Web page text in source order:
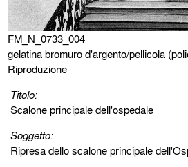
FM_N_0733_004
gelatina bromuro d'argento/pellicola
Riproduzione
Titolo:
Scalone principale dell'ospedale
Soggetto:
Ripresa dello scalone principale